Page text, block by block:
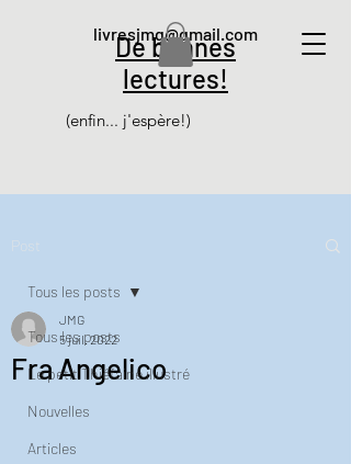
De bonnes
lectures!
(enfin... j'espère!)
livresjmg@gmail.com
Tous les posts
Le petit Thiéfaine illustré
Nouvelles
Articles
Tous les posts
Fra Angelico
JMG
5 juil. 2022